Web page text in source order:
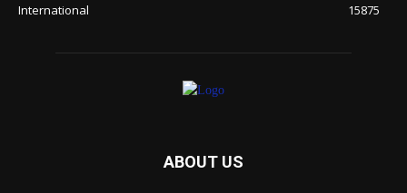
International
15875
ABOUT US